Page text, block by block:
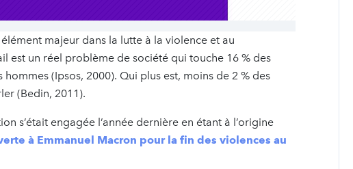
majeur dans la lutte à la violence et au
est un réel problème de société qui touche 16 % des
(Ipsos, 2000). Qui plus est, moins de 2 % des
(Bedin, 2011).
s’était engagée l’année dernière en étant à l’origine
à Emmanuel Macron pour la fin des violences au